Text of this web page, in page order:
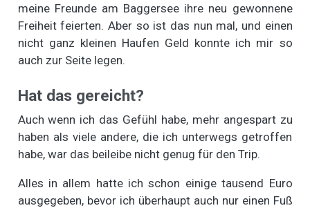
meine Freunde am Baggersee ihre neu gewonnene
Freiheit feierten. Aber so ist das nun mal, und einen
nicht ganz kleinen Haufen Geld konnte ich mir so
auch zur Seite legen.
Hat das gereicht?
Auch wenn ich das Gefühl habe, mehr angespart zu
haben als viele andere, die ich unterwegs getroffen
habe, war das beileibe nicht genug für den Trip.
Alles in allem hatte ich schon einige tausend Euro
ausgegeben, bevor ich überhaupt auch nur einen Fuß